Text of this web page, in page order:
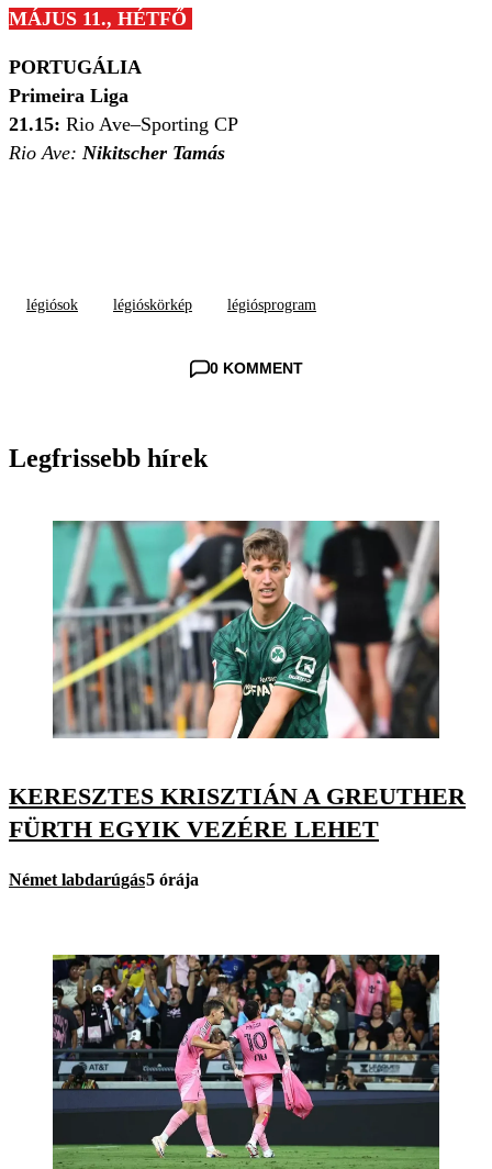
MÁJUS 11., HÉTFŐ
PORTUGÁLIA
Primeira Liga
21.15: Rio Ave–Sporting CP
Rio Ave: Nikitscher Tamás
légiósok légióskörkép légiósprogram
0 KOMMENT
Legfrissebb hírek
KERESZTES KRISZTIÁN A GREUTHER
FÜRTH EGYIK VEZÉRE LEHET
Német labdarúgás5 órája